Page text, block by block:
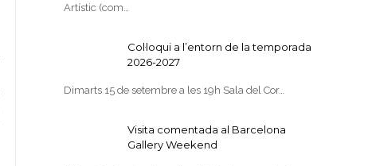
Artístic (com…
Col·loqui a l’entorn de la temporada
2026-2027
Dimarts 15 de setembre a les 19h Sala del Cor…
Visita comentada al Barcelona
Gallery Weekend